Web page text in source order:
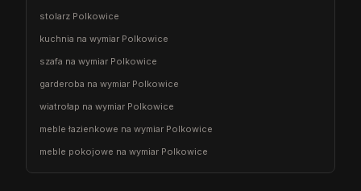
stolarz Polkowice
kuchnia na wymiar Polkowice
szafa na wymiar Polkowice
garderoba na wymiar Polkowice
wiatrołap na wymiar Polkowice
meble łazienkowe na wymiar Polkowice
meble pokojowe na wymiar Polkowice